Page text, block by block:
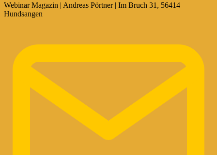
Webinar Magazin | Andreas Pörtner | Im Bruch 31, 56414
Hundsangen